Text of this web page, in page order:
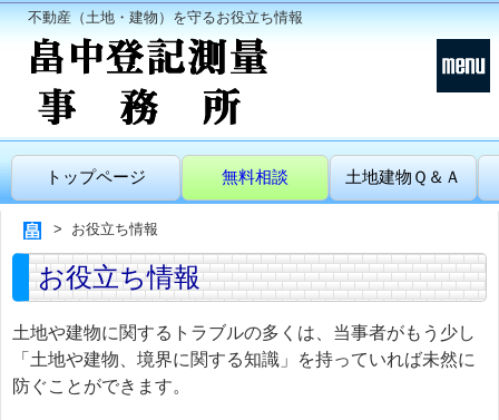
不動産（土地・建物）を守るお役立ち情報
トップページ 無料相談 土地建物Ｑ＆Ａ
お役立ち情報
お役立ち情報
土地や建物に関するトラブルの多くは、当事者がもう少し
「土地や建物、境界に関する知識」を持っていれば未然に
防ぐことができます。